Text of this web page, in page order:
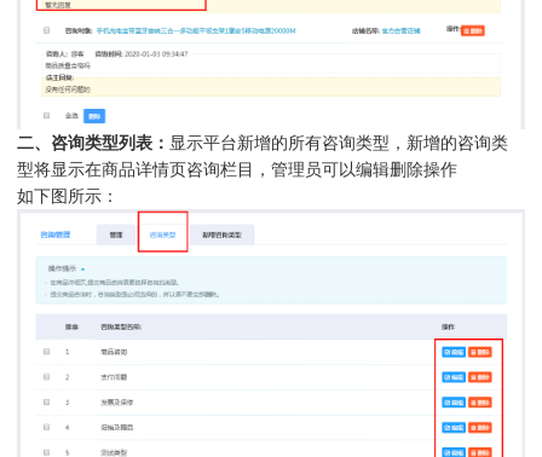
二、咨询类型列表： 显示平台新增的所有咨询类型，新增的咨询类
型将显示在商品详情页咨询栏目，管理员可以编辑删除操作
如下图所示：